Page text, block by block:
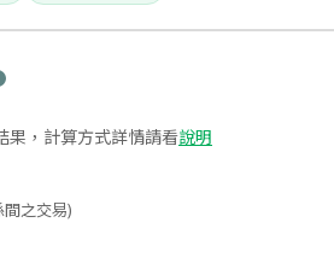
果，計算方式詳情請看說明
之交易)